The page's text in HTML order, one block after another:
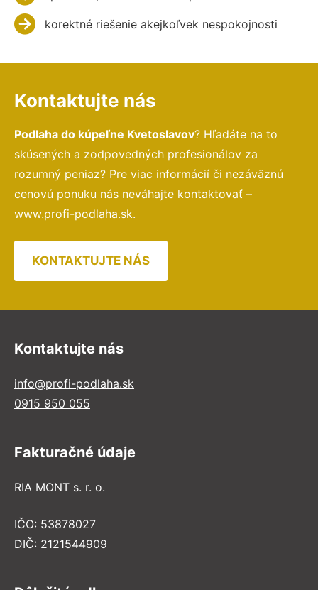
korektné riešenie akejkoľvek nespokojnosti
Kontaktujte nás
Podlaha do kúpeľne Kvetoslavov? Hľadáte na to
skúsených a zodpovedných profesionálov za
rozumný peniaz? Pre viac informácií či nezáväznú
cenovú ponuku nás neváhajte kontaktovať –
www.profi-podlaha.sk.
KONTAKTUJTE NÁS
Kontaktujte nás
info@profi-podlaha.sk
0915 950 055
Fakturačné údaje
RIA MONT s. r. o.
IČO: 53878027
DIČ: 2121544909